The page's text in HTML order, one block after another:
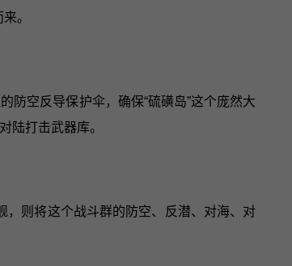
。
防空反导保护伞，确保“硫磺岛”这个庞然大
陆打击武器库。
，则将这个战斗群的防空、反潜、对海、对